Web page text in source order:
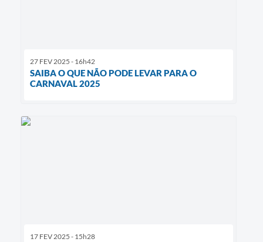
27 FEV 2025 - 16h42
SAIBA O QUE NÃO PODE LEVAR PARA O
CARNAVAL 2025
17 FEV 2025 - 15h28